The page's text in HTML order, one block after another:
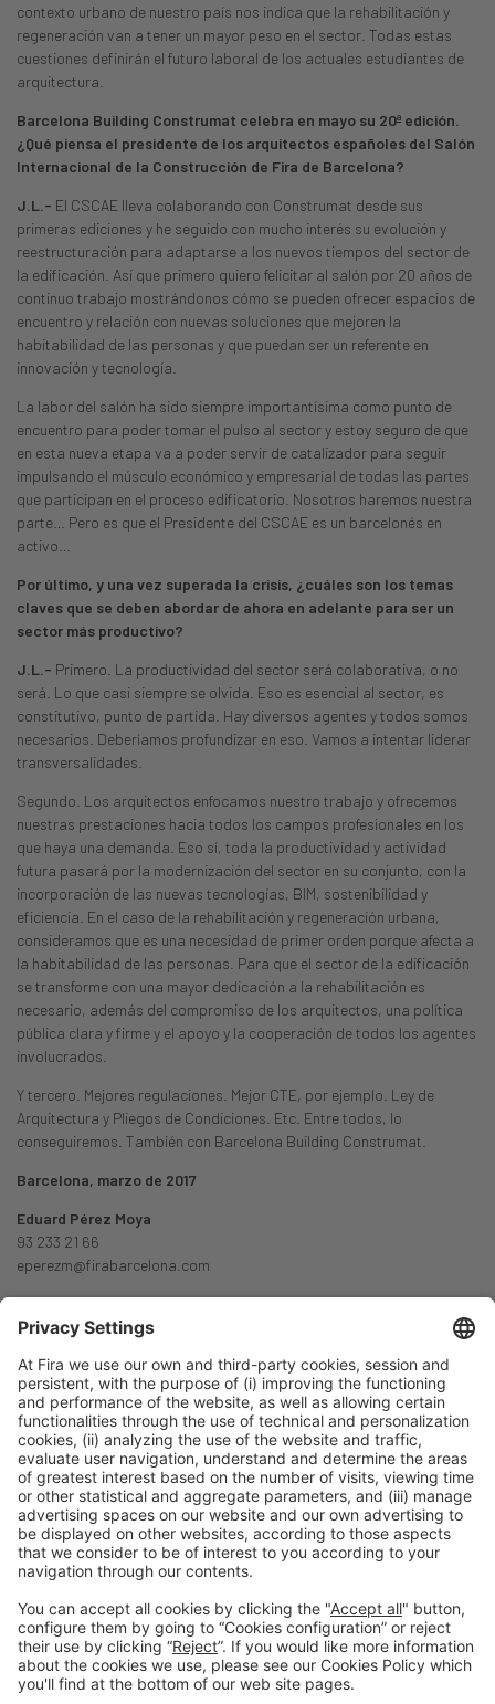
contexto urbano de nuestro país nos indica que la rehabilitación y
regeneración van a tener un mayor peso en el sector. Todas estas
cuestiones definirán el futuro laboral de los actuales estudiantes de
arquitectura.
Barcelona Building Construmat celebra en mayo su 20ª edición.
¿Qué piensa el presidente de los arquitectos españoles del Salón
Internacional de la Construcción de Fira de Barcelona?
J.L.- El CSCAE lleva colaborando con Construmat desde sus
primeras ediciones y he seguido con mucho interés su evolución y
reestructuración para adaptarse a los nuevos tiempos del sector de
la edificación. Así que primero quiero felicitar al salón por 20 años de
continuo trabajo mostrándonos cómo se pueden ofrecer espacios de
encuentro y relación con nuevas soluciones que mejoren la
habitabilidad de las personas y que puedan ser un referente en
innovación y tecnología.
La labor del salón ha sido siempre importantísima como punto de
encuentro para poder tomar el pulso al sector y estoy seguro de que
en esta nueva etapa va a poder servir de catalizador para seguir
impulsando el músculo económico y empresarial de todas las partes
que participan en el proceso edificatorio. Nosotros haremos nuestra
parte… Pero es que el Presidente del CSCAE es un barcelonés en
activo…
Por último, y una vez superada la crisis, ¿cuáles son los temas
claves que se deben abordar de ahora en adelante para ser un
sector más productivo?
J.L.- Primero. La productividad del sector será colaborativa, o no
será. Lo que casi siempre se olvida. Eso es esencial al sector, es
constitutivo, punto de partida. Hay diversos agentes y todos somos
necesarios. Deberíamos profundizar en eso. Vamos a intentar liderar
transversalidades.
Segundo. Los arquitectos enfocamos nuestro trabajo y ofrecemos
nuestras prestaciones hacia todos los campos profesionales en los
que haya una demanda. Eso sí, toda la productividad y actividad
futura pasará por la modernización del sector en su conjunto, con la
incorporación de las nuevas tecnologías, BIM, sostenibilidad y
eficiencia. En el caso de la rehabilitación y regeneración urbana,
consideramos que es una necesidad de primer orden porque afecta a
la habitabilidad de las personas. Para que el sector de la edificación
se transforme con una mayor dedicación a la rehabilitación es
necesario, además del compromiso de los arquitectos, una política
pública clara y firme y el apoyo y la cooperación de todos los agentes
involucrados.
Y tercero. Mejores regulaciones. Mejor CTE, por ejemplo. Ley de
Arquitectura y Pliegos de Condiciones. Etc. Entre todos, lo
conseguiremos. También con Barcelona Building Construmat.
Barcelona, marzo de 2017
Eduard Pérez Moya
93 233 21 66
eperezm@firabarcelona.com
Previous Post
“It is not about innovating at any one specific point in
time, but rather about having a culture of constant
innovation. And we believe that the construction sector
operated and operates as a lever for innovation and
socio-economic progress”
“El uso del BIM crecerá un 19% en 2017 a nivel mundial”